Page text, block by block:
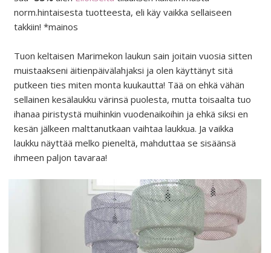
norm.hintaisesta tuotteesta, eli käy vaikka sellaiseen
takkiin! *mainos
Tuon keltaisen Marimekon laukun sain joitain vuosia sitten
muistaakseni äitienpäivälahjaksi ja olen käyttänyt sitä
putkeen ties miten monta kuukautta! Tää on ehkä vähän
sellainen kesälaukku värinsä puolesta, mutta toisaalta tuo
ihanaa piristystä muihinkin vuodenaikoihin ja ehkä siksi en
kesän jälkeen malttanutkaan vaihtaa laukkua. Ja vaikka
laukku näyttää melko pieneltä, mahduttaa se sisäänsä
ihmeen paljon tavaraa!